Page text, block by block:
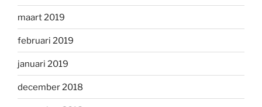
maart 2019
februari 2019
januari 2019
december 2018